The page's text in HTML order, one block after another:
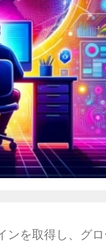
ンを取得し、グ